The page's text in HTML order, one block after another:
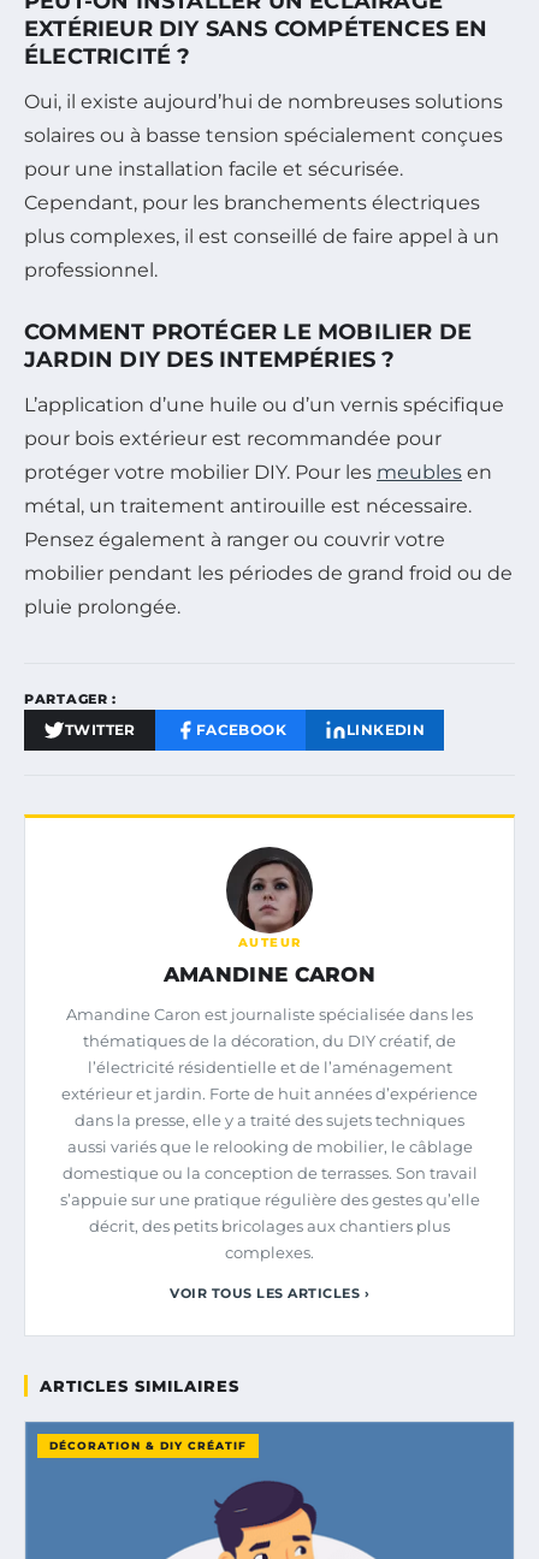
EXTÉRIEUR DIY SANS COMPÉTENCES EN
ÉLECTRICITÉ ?
Oui, il existe aujourd’hui de nombreuses solutions
solaires ou à basse tension spécialement conçues
pour une installation facile et sécurisée.
Cependant, pour les branchements électriques
plus complexes, il est conseillé de faire appel à un
professionnel.
COMMENT PROTÉGER LE MOBILIER DE
JARDIN DIY DES INTEMPÉRIES ?
L’application d’une huile ou d’un vernis spécifique
pour bois extérieur est recommandée pour
protéger votre mobilier DIY. Pour les meubles en
métal, un traitement antirouille est nécessaire.
Pensez également à ranger ou couvrir votre
mobilier pendant les périodes de grand froid ou de
pluie prolongée.
PARTAGER :
TWITTER FACEBOOK LINKEDIN
AUTEUR
AMANDINE CARON
Amandine Caron est journaliste spécialisée dans les
thématiques de la décoration, du DIY créatif, de
l’électricité résidentielle et de l’aménagement
extérieur et jardin. Forte de huit années d’expérience
dans la presse, elle y a traité des sujets techniques
aussi variés que le relooking de mobilier, le câblage
domestique ou la conception de terrasses. Son travail
s’appuie sur une pratique régulière des gestes qu’elle
décrit, des petits bricolages aux chantiers plus
complexes.
VOIR TOUS LES ARTICLES ›
ARTICLES SIMILAIRES
DÉCORATION & DIY CRÉATIF